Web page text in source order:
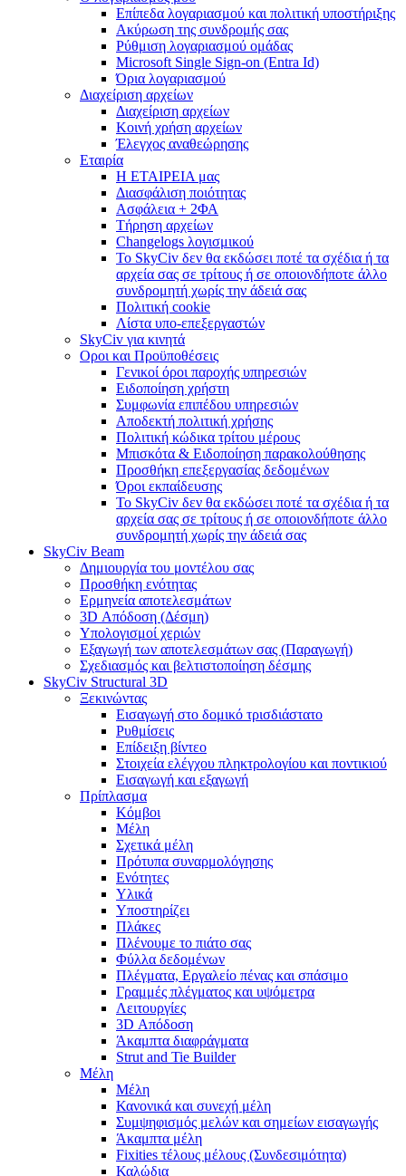
Επίπεδα λογαριασμού και πολιτική υποστήριξης
Ακύρωση της συνδρομής σας
Ρύθμιση λογαριασμού ομάδας
Microsoft Single Sign-on (Entra Id)
Όρια λογαριασμού
Διαχείριση αρχείων
Διαχείριση αρχείων
Κοινή χρήση αρχείων
Έλεγχος αναθεώρησης
Εταιρία
Η ΕΤΑΙΡΕΙΑ μας
Διασφάλιση ποιότητας
Ασφάλεια + 2ΦΑ
Τήρηση αρχείων
Changelogs λογισμικού
Το SkyCiv δεν θα εκδώσει ποτέ τα σχέδια ή τα
αρχεία σας σε τρίτους ή σε οποιονδήποτε άλλο
συνδρομητή χωρίς την άδειά σας
Πολιτική cookie
Λίστα υπο-επεξεργαστών
SkyCiv για κινητά
Οροι και Προϋποθέσεις
Γενικοί όροι παροχής υπηρεσιών
Ειδοποίηση χρήστη
Συμφωνία επιπέδου υπηρεσιών
Αποδεκτή πολιτική χρήσης
Πολιτική κώδικα τρίτου μέρους
Μπισκότα & Ειδοποίηση παρακολούθησης
Προσθήκη επεξεργασίας δεδομένων
Όροι εκπαίδευσης
Το SkyCiv δεν θα εκδώσει ποτέ τα σχέδια ή τα
αρχεία σας σε τρίτους ή σε οποιονδήποτε άλλο
συνδρομητή χωρίς την άδειά σας
SkyCiv Beam
Δημιουργία του μοντέλου σας
Προσθήκη ενότητας
Ερμηνεία αποτελεσμάτων
3D Απόδοση (Δέσμη)
Υπολογισμοί χεριών
Εξαγωγή των αποτελεσμάτων σας (Παραγωγή)
Σχεδιασμός και βελτιστοποίηση δέσμης
SkyCiv Structural 3D
Ξεκινώντας
Εισαγωγή στο δομικό τρισδιάστατο
Ρυθμίσεις
Επίδειξη βίντεο
Στοιχεία ελέγχου πληκτρολογίου και ποντικιού
Εισαγωγή και εξαγωγή
Πρίπλασμα
Κόμβοι
Μέλη
Σχετικά μέλη
Πρότυπα συναρμολόγησης
Ενότητες
Υλικά
Υποστηρίζει
Πλάκες
Πλένουμε το πιάτο σας
Φύλλα δεδομένων
Πλέγματα, Εργαλείο πένας και σπάσιμο
Γραμμές πλέγματος και υψόμετρα
Λειτουργίες
3D Απόδοση
Άκαμπτα διαφράγματα
Strut and Tie Builder
Μέλη
Μέλη
Κανονικά και συνεχή μέλη
Συμψηφισμός μελών και σημείων εισαγωγής
Άκαμπτα μέλη
Fixities τέλους μέλους (Συνδεσιμότητα)
Καλώδια